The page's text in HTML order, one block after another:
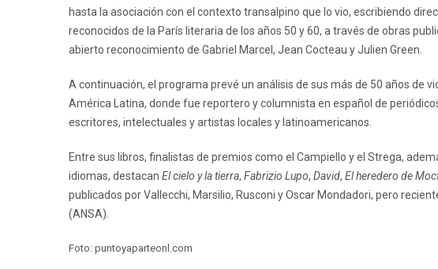
hasta la asociación con el contexto transalpino que lo vio, escribiendo
reconocidos de la París literaria de los años 50 y 60, a través de obras
abierto reconocimiento de Gabriel Marcel, Jean Cocteau y Julien Green.
A continuación, el programa prevé un análisis de sus más de 50 años de
América Latina, donde fue reportero y columnista en español de
escritores, intelectuales y artistas locales y latinoamericanos.
Entre sus libros, finalistas de premios como el Campiello y el Strega,
idiomas, destacan El cielo y la tierra, Fabrizio Lupo, David, El heredero de
publicados por Vallecchi, Marsilio, Rusconi y Oscar Mondadori, pero
(ANSA).
Foto: puntoyaparteonl.com